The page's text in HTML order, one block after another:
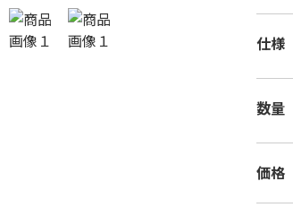
仕様
数量
価格